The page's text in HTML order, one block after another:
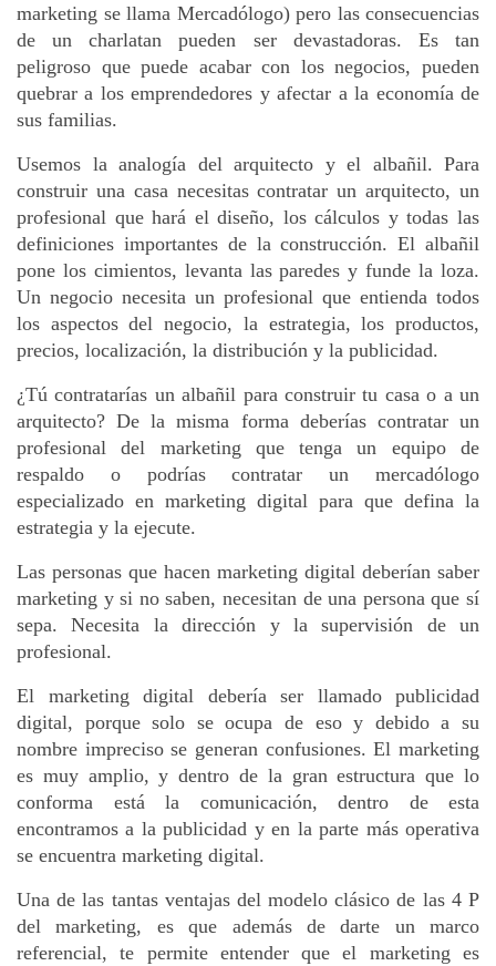
marketing se llama Mercadólogo) pero las consecuencias
de un charlatan pueden ser devastadoras. Es tan
peligroso que puede acabar con los negocios, pueden
quebrar a los emprendedores y afectar a la economía de
sus familias.
Usemos la analogía del arquitecto y el albañil. Para
construir una casa necesitas contratar un arquitecto, un
profesional que hará el diseño, los cálculos y todas las
definiciones importantes de la construcción. El albañil
pone los cimientos, levanta las paredes y funde la loza.
Un negocio necesita un profesional que entienda todos
los aspectos del negocio, la estrategia, los productos,
precios, localización, la distribución y la publicidad.
¿Tú contratarías un albañil para construir tu casa o a un
arquitecto? De la misma forma deberías contratar un
profesional del marketing que tenga un equipo de
respaldo o podrías contratar un mercadólogo
especializado en marketing digital para que defina la
estrategia y la ejecute.
Las personas que hacen marketing digital deberían saber
marketing y si no saben, necesitan de una persona que sí
sepa. Necesita la dirección y la supervisión de un
profesional.
El marketing digital debería ser llamado publicidad
digital, porque solo se ocupa de eso y debido a su
nombre impreciso se generan confusiones. El marketing
es muy amplio, y dentro de la gran estructura que lo
conforma está la comunicación, dentro de esta
encontramos a la publicidad y en la parte más operativa
se encuentra marketing digital.
Una de las tantas ventajas del modelo clásico de las 4 P
del marketing, es que además de darte un marco
referencial, te permite entender que el marketing es